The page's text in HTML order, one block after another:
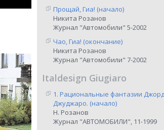
Прощай, Гиа! (начало)
Никита Розанов
Журнал "Автомобили" 5-2002
Чао, Гиа! (окончание)
Никита Розанов
Журнал "Автомобили" 7-2002
Italdesign Giugiaro
1. Рациональные фантазии
Джуджаро. (начало)
Н. Розанов
Журнал "АВТОМОБИЛИ", 11-1999